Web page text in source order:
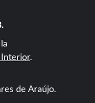
Interior.
de Araújo.